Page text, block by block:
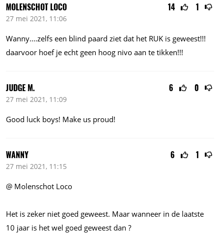
14 1
MOLENSCHOT LOCO
27 mei 2021, 11:06
Wanny....zelfs een blind paard ziet dat het RUK is geweest!!!
daarvoor hoef je echt geen hoog nivo aan te tikken!!!
6 0
JUDGE M.
27 mei 2021, 11:09
Good luck boys! Make us proud!
6 1
WANNY
27 mei 2021, 11:15
@ Molenschot Loco
Het is zeker niet goed geweest. Maar wanneer in de laatste
10 jaar is het wel goed geweest dan ?